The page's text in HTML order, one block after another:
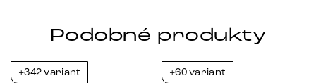
Podobné produkty
+342 variant +60 variant